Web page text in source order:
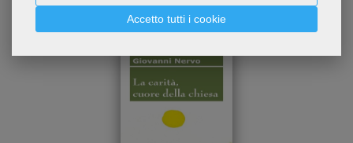
Accetto tutti i cookie